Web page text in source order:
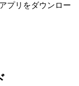
アプリをダウンロー